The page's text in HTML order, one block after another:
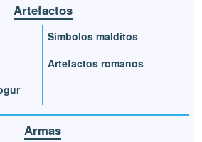
Artefactos
Símbolos malditos
Artefactos romanos
Armas